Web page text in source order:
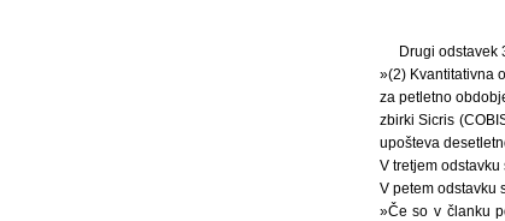
Drugi odstavek
»(2) Kvantitativna
za petletno
zbirki Sicris
upošteva
V tretjem
V petem odstavku
»Če so v članku